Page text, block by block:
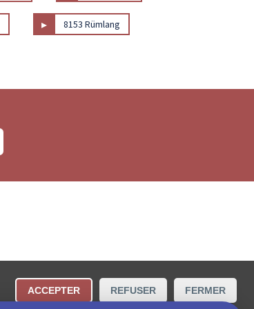
▸ 8153 Rümlang
ACCEPTER REFUSER FERMER